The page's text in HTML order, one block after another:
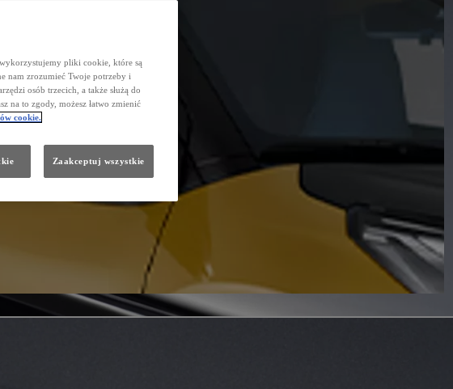
pliki cookie, które są
nam zrozumieć Twoje potrzeby i
osób trzecich, a także służą do
na to zgody, możesz łatwo zmienić
cookie.
Zaakceptuj wszystkie